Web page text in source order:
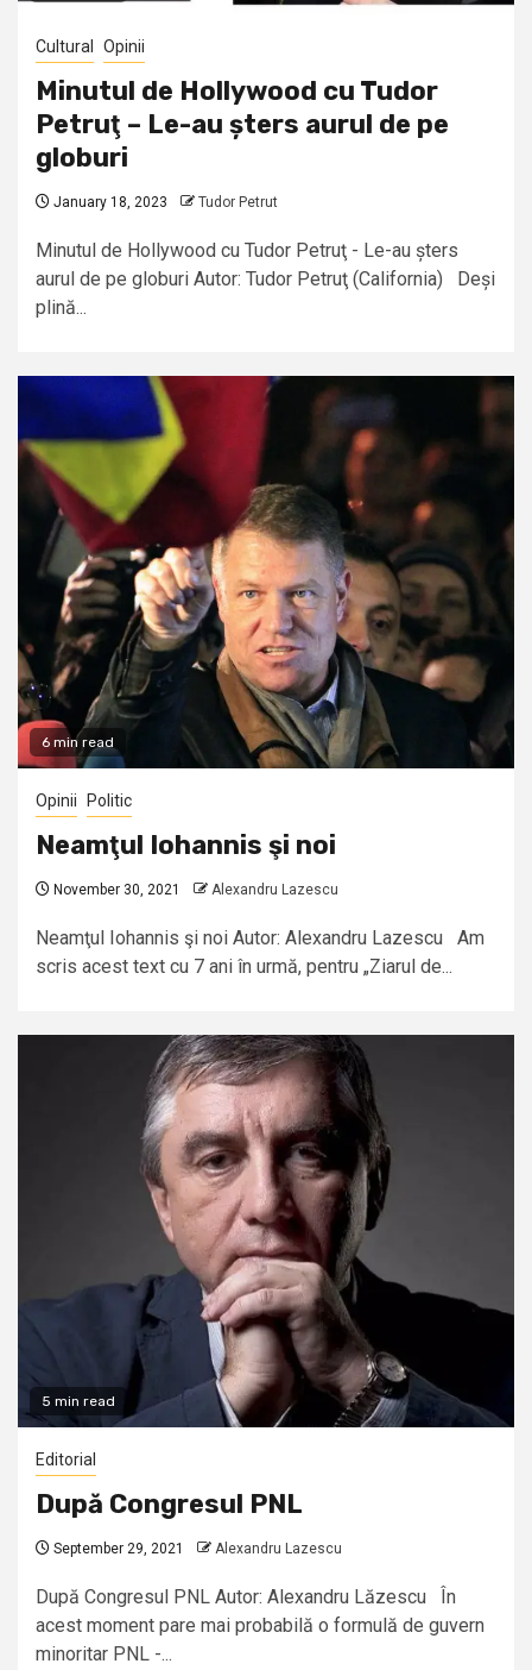
Cultural Opinii
Minutul de Hollywood cu Tudor
Petruţ – Le-au șters aurul de pe
globuri
January 18, 2023 Tudor Petrut
Minutul de Hollywood cu Tudor Petruţ - Le-au șters
aurul de pe globuri Autor: Tudor Petruţ (California) Deși
plină...
6 min read
Opinii Politic
Neamţul Iohannis şi noi
November 30, 2021 Alexandru Lazescu
Neamţul Iohannis şi noi Autor: Alexandru Lazescu Am
scris acest text cu 7 ani în urmă, pentru „Ziarul de...
5 min read
Editorial
După Congresul PNL
September 29, 2021 Alexandru Lazescu
După Congresul PNL Autor: Alexandru Lăzescu În
acest moment pare mai probabilă o formulă de guvern
minoritar PNL -...